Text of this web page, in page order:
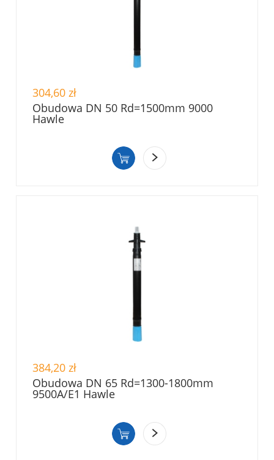
304,60 zł
Obudowa DN 50 Rd=1500mm 9000
Hawle
384,20 zł
Obudowa DN 65 Rd=1300-1800mm
9500A/E1 Hawle